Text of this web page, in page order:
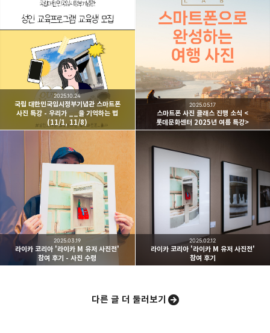
빛으로 쓴 편지
취미분야 크리에이터
여행하고 사진을 찍습니다. 생각을 덧붙입니다.
구독하기
구독하기 카카오톡 라인
카카오스토리
국립 대한민국임시정부기념관 스마트폰
사진 특강 - 우리가 __을 기억하는 법
(11/1, 11/8)
2025.10.24
스마트폰 사진 클래스 진행 소식 <
롯데문화센터 2025년 여름 특강>
2025.05.17
라이카 코리아 '라이카 M 유저 사진전'
참여 후기 - 사진 수령
2025.03.19
라이카 코리아 '라이카 M 유저 사진전'
참여 후기
2025.02.12
다른 글 더 둘러보기